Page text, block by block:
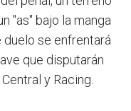
"as" bajo la manga
se enfrentará
que disputarán
y Racing.